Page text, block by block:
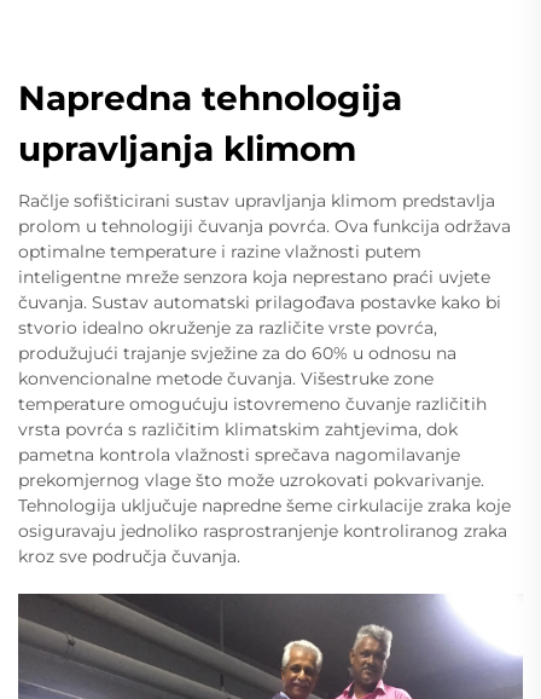
Napredna tehnologija
upravljanja klimom
Račlje sofišticirani sustav upravljanja klimom predstavlja
prolom u tehnologiji čuvanja povrća. Ova funkcija održava
optimalne temperature i razine vlažnosti putem
inteligentne mreže senzora koja neprestano praći uvjete
čuvanja. Sustav automatski prilagođava postavke kako bi
stvorio idealno okruženje za različite vrste povrća,
produžujući trajanje svježine za do 60% u odnosu na
konvencionalne metode čuvanja. Višestruke zone
temperature omogućuju istovremeno čuvanje različitih
vrsta povrća s različitim klimatskim zahtjevima, dok
pametna kontrola vlažnosti sprečava nagomilavanje
prekomjernog vlage što može uzrokovati pokvarivanje.
Tehnologija uključuje napredne šeme cirkulacije zraka koje
osiguravaju jednoliko rasprostranjenje kontroliranog zraka
kroz sve područja čuvanja.